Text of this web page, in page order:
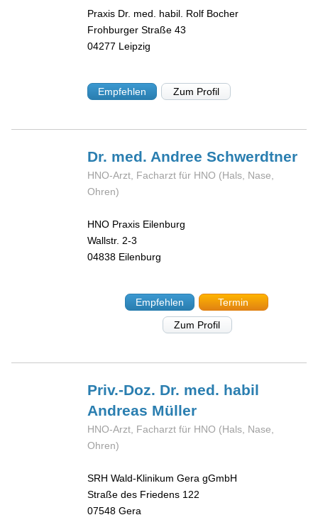
Praxis Dr. med. habil. Rolf Bocher
Frohburger Straße 43
04277 Leipzig
Empfehlen Zum Profil
Dr. med. AndreeSchwerdtner
HNO-Arzt, Facharzt für HNO (Hals, Nase,
Ohren)
HNO Praxis Eilenburg
Wallstr. 2-3
04838 Eilenburg
Empfehlen
Termin
Zum Profil
Priv.-Doz. Dr. med. habil
Andreas Müller
HNO-Arzt, Facharzt für HNO (Hals, Nase,
Ohren)
SRH Wald-Klinikum Gera gGmbH
Straße des Friedens 122
07548 Gera